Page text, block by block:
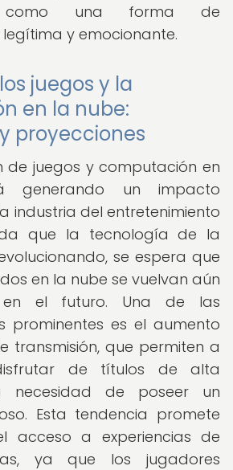
una forma de
y emocionante.
juegos y la
en la nube:
proyecciones
de juegos y computación en
generando un impacto
industria del entretenimiento
que la tecnología de la
se espera que
en la nube se vuelvan aún
en el futuro. Una de las
prominentes es el aumento
transmisión, que permiten a
de títulos de alta
necesidad de poseer un
Esta tendencia promete
acceso a experiencias de
ya que los jugadores